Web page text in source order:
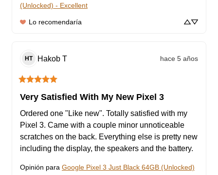
(Unlocked) - Excellent
Lo recomendaría
HT Hakob T hace 5 años
Very Satisfied With My New Pixel 3
Ordered one "Like new". Totally satisfied with my
Pixel 3. Came with a couple minor unnoticeable
scratches on the back. Everything else is pretty new
including the display, the speakers and the battery.
Opinión para Google Pixel 3 Just Black 64GB (Unlocked)